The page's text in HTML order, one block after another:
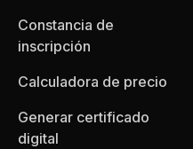
Constancia de
inscripción
Calculadora de precio
Generar certificado
digital